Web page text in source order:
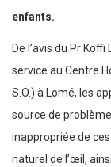
enfants.
De l’avis du Pr Koffi
service au Centre
S.O.) à Lomé, les
source de
inappropriée de
naturel de l’œil,